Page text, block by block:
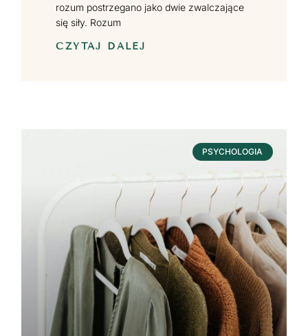
rozum postrzegano jako dwie zwalczające
się siły. Rozum
CZYTAJ DALEJ
PSYCHOLOGIA